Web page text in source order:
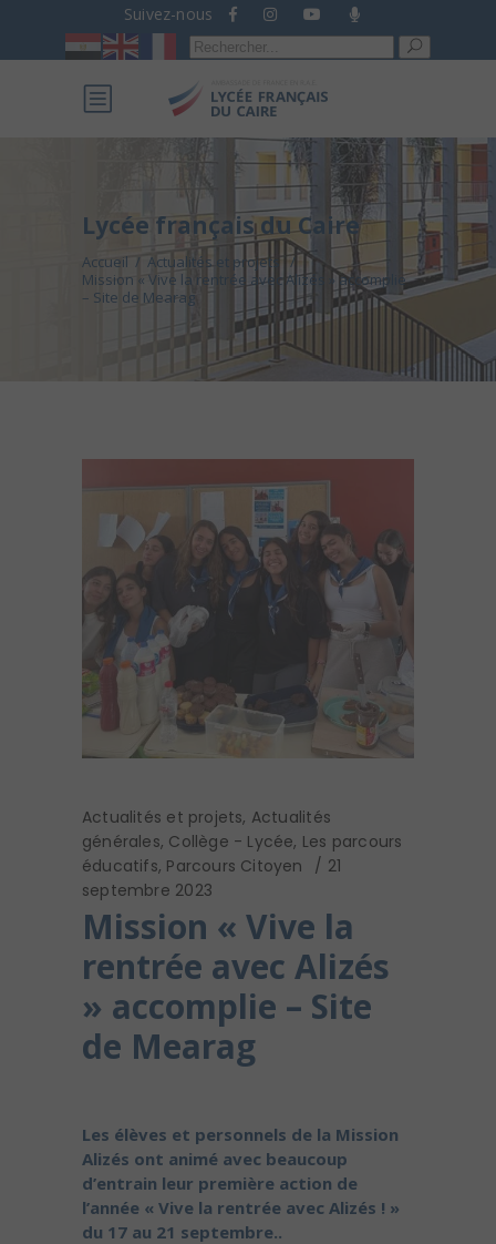
Suivez-nous
Recherche
pour :
Lycée français du Caire
Accueil / Actualités et projets
/
Mission « Vive la rentrée avec Alizés » accomplie
– Site de Mearag
Actualités et projets, Actualités
générales, Collège - Lycée, Les parcours
éducatifs, Parcours Citoyen
21
septembre 2023
Mission « Vive la
rentrée avec Alizés
» accomplie – Site
de Mearag
Les élèves et personnels de la Mission
Alizés ont animé avec beaucoup
d’entrain leur première action de
l’année « Vive la rentrée avec Alizés ! »
du 17 au 21 septembre..